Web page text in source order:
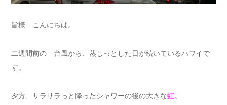
皆様 こんにちは。
二週間前の 台風から、蒸しっとした日が続いているハワイで
す。
夕方、サラサラっと降ったシャワーの後の大きな虹。